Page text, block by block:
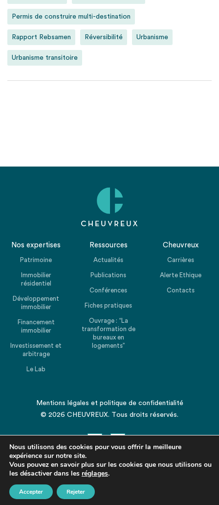
Permis de construire multi-destination
Rapport Rebsamen Réversibilité Urbanisme
Urbanisme transitoire
Partagez cet article
Nos expertises
Patrimoine
Immobilier
résidentiel
Développement
immobilier
Financement
immobilier
Investissement et
arbitrage
Le Lab
Ressources
Actualités
Publications
Conférences
Fiches pratiques
Ouvrage : “La
transformation de
bureaux en
logements”
Cheuvreux
Carrières
Alerte Ethique
Contacts
Mentions légales et politique de confidentialité
© 2026 CHEUVREUX. Tous droits réservés.
Revenir en haut de la page
Nous utilisons des cookies pour vous offrir la meilleure
expérience sur notre site.
Vous pouvez en savoir plus sur les cookies que nous utilisons ou
les désactiver dans les réglages.
Accepter Rejeter